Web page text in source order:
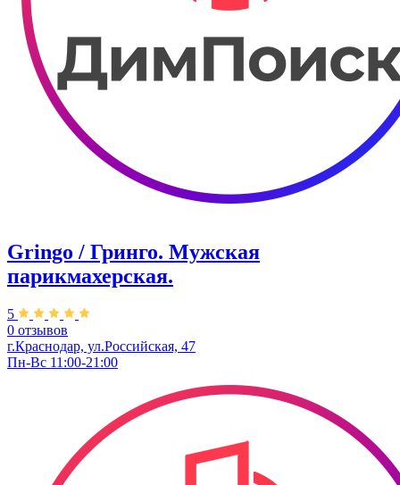
Gringo / Гринго. Мужская
парикмахерская.
5
0 отзывов
г.Краснодар, ул.Российская, 47
Пн-Вс 11:00-21:00